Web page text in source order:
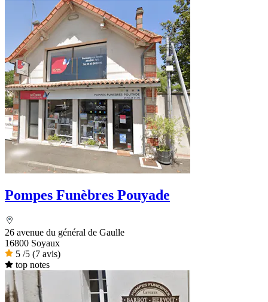
Pompes Funèbres Pouyade
26 avenue du général de Gaulle
16800 Soyaux
5 /5 (7 avis)
top notes